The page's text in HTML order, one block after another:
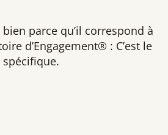
parce qu’il correspond à
d’Engagement® : C’est le